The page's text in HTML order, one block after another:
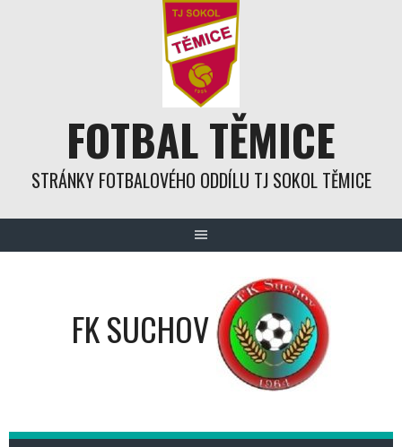
FOTBAL TĚMICE
STRÁNKY FOTBALOVÉHO ODDÍLU TJ SOKOL TĚMICE
FK SUCHOV